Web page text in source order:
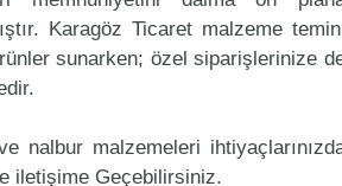
Karagöz Ticaret malzeme
sunarken; özel siparişlerinize
nalbur malzemeleri
iletişime Geçebilirsiniz.